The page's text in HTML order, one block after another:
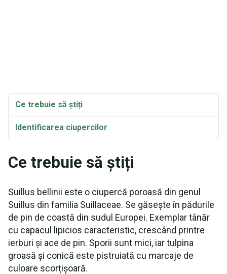
Ce trebuie să știți
Identificarea ciupercilor
Ce trebuie să știți
Suillus bellinii este o ciupercă poroasă din genul
Suillus din familia Suillaceae. Se găsește în pădurile
de pin de coastă din sudul Europei. Exemplar tânăr
cu capacul lipicios caracteristic, crescând printre
ierburi și ace de pin. Sporii sunt mici, iar tulpina
groasă și conică este pistruiată cu marcaje de
culoare scorțișoară.